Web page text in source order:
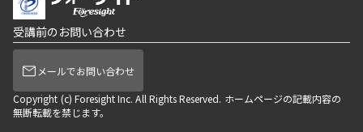
受講前のお問い合わせ
メールでお問い合わせ
Copyright (c) Foresight Inc. All Rights Reserved. ホームページの記載内容の
無断転載を禁じます。